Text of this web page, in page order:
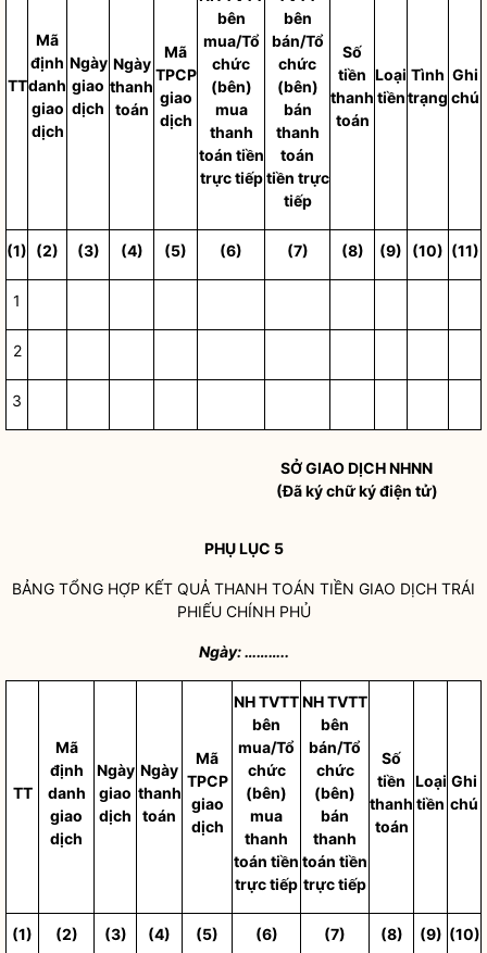
TT
Mã
định
danh
giao
dịch
Ngày
giao
dịch
Ngày
thanh
toán
Mã
TPCP
giao
dịch
bên
mua/Tổ
chức
(bên)
mua
thanh
toán tiền
trực tiếp
bên
bán/Tổ
chức
(bên)
bán
thanh
toán
tiền trực
tiếp
Số
tiền
thanh
toán
Loại
tiền
Tình
trạng
Ghi
chú
(1) (2) (3) (4) (5) (6) (7) (8) (9) (10) (11)
1
2
3
SỞ GIAO DỊCH NHNN
(Đã ký chữ ký điện tử)
PHỤ LỤC 5
BẢNG TỔNG HỢP KẾT QUẢ THANH TOÁN TIỀN GIAO DỊCH TRÁI
PHIẾU CHÍNH PHỦ
Ngày:………..
TT
Mã
định
danh
giao
dịch
Ngày
giao
dịch
Ngày
thanh
toán
Mã
TPCP
giao
dịch
NH TVTT
bên
mua/Tổ
chức
(bên)
mua
thanh
toán tiền
trực tiếp
NH TVTT
bên
bán/Tổ
chức
(bên)
bán
thanh
toán tiền
trực tiếp
Số
tiền
thanh
toán
Loại
tiền
Ghi
chú
(1) (2) (3) (4) (5) (6) (7) (8) (9) (10)